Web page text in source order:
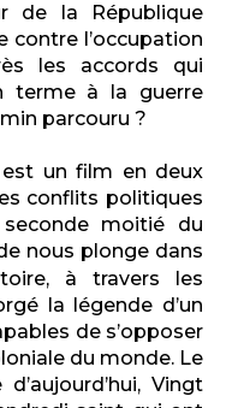
de la République
contre l’occupation
les accords qui
terme à la guerre
parcouru ?
un film en deux
conflits politiques
moitié du
nous plonge dans
à travers les
la légende d’un
de s’opposer
du monde. Le
Vingt